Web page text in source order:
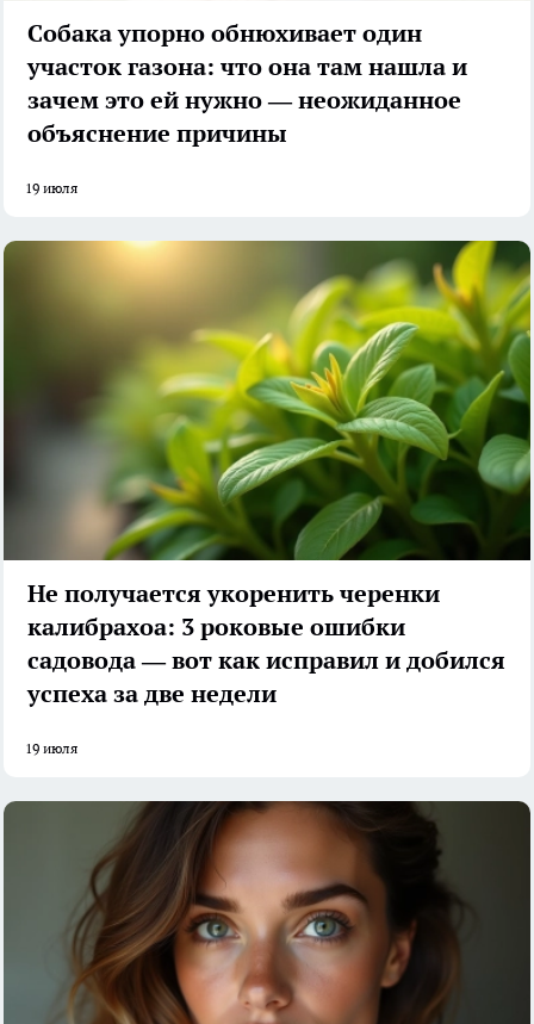
Собака упорно обнюхивает один
участок газона: что она там нашла и
зачем это ей нужно — неожиданное
объяснение причины
19 июля
Не получается укоренить черенки
калибрахоа: 3 роковые ошибки
садовода — вот как исправил и добился
успеха за две недели
19 июля